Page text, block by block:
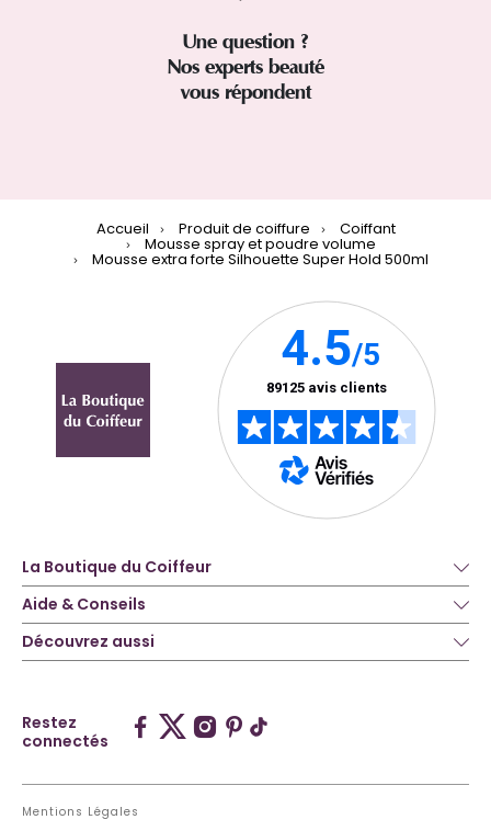
Une question ?
Nos experts beauté
vous répondent
Accueil Produit de coiffure Coiffant
Mousse spray et poudre volume
Mousse extra forte Silhouette Super Hold 500ml
La Boutique du Coiffeur
Aide & Conseils
Découvrez aussi
Restez
connectés
Mentions Légales